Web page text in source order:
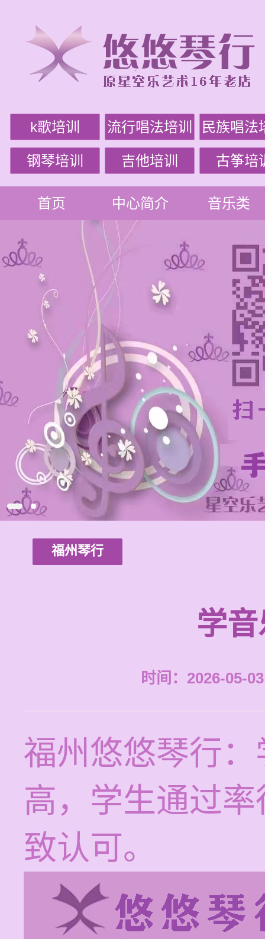
k歌培训 流行唱法培训 民族唱法
钢琴培训 吉他培训 古筝培
首页 中心简介 音乐类
福州琴行
学
时间：2026-05-
福州悠悠琴行
高，学生通过
致认可。